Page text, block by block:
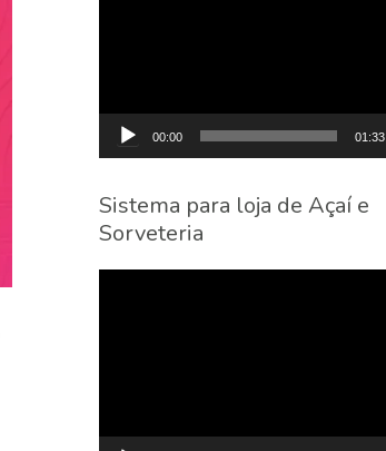
00:00 01:33
Sistema para loja de Açaí e
Sorveteria